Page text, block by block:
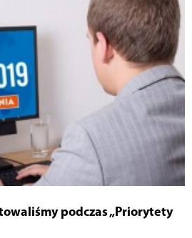
podczas „Priorytety